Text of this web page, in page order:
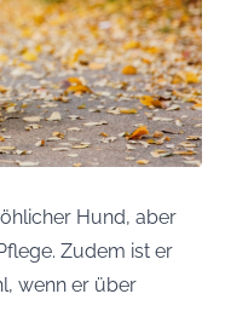
Hund, aber
Zudem ist er
wenn er über